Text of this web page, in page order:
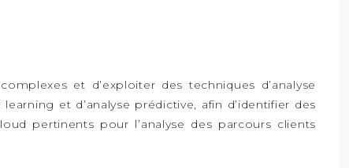
et d’exploiter des techniques d’analyse
et d’analyse prédictive, afin d’identifier des
pertinents pour l’analyse des parcours clients